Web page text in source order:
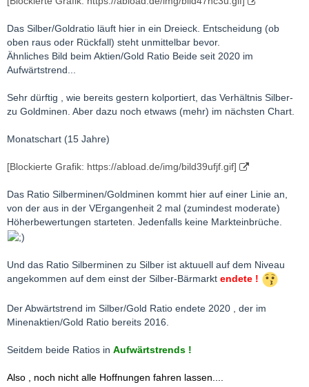
Das Silber/Goldratio läuft hier in ein Dreieck. Entscheidung (ob
oben raus oder Rückfall) steht unmittelbar bevor.
Ähnliches Bild beim Aktien/Gold Ratio Beide seit 2020 im
Aufwärtstrend...
Sehr dürftig , wie bereits gestern kolportiert, das Verhältnis Silber-
zu Goldminen. Aber dazu noch etwaws (mehr) im nächsten Chart.
Monatschart (15 Jahre)
[Blockierte Grafik: https://abload.de/img/bild39ufjf.gif]
Das Ratio Silberminen/Goldminen kommt hier auf einer Linie an,
von der aus in der VErgangenheit 2 mal (zumindest moderate)
Höherbewertungen starteten. Jedenfalls keine Markteinbrüche.
Und das Ratio Silberminen zu Silber ist aktuuell auf dem Niveau
angekommen auf dem einst der Silber-Bärmarkt endete !
Der Abwärtstrend im Silber/Gold Ratio endete 2020 , der im
Minenaktien/Gold Ratio bereits 2016.
Seitdem beide Ratios in Aufwärtstrends !
Also , noch nicht alle Hoffnungen fahren lassen....